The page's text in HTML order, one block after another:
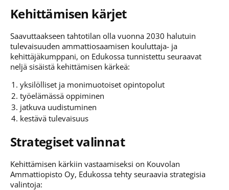
Kehittämisen kärjet
Saavuttaakseen tahtotilan olla vuonna 2030 halutuin
tulevaisuuden ammattiosaamisen kouluttaja- ja
kehittäjäkumppani, on Edukossa tunnistettu seuraavat
neljä sisäistä kehittämisen kärkeä:
yksilölliset ja monimuotoiset opintopolut
työelämässä oppiminen
jatkuva uudistuminen
kestävä tulevaisuus
Strategiset valinnat
Kehittämisen kärkiin vastaamiseksi on Kouvolan
Ammattiopisto Oy, Edukossa tehty seuraavia strategisia
valintoja: